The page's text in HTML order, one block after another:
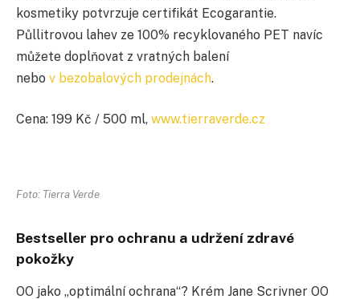
kosmetiky potvrzuje certifikát Ecogarantie.
Půllitrovou lahev ze 100% recyklovaného PET navíc
můžete doplňovat z vratných balení
nebo v bezobalových prodejnách.
Cena: 199 Kč / 500 ml, www.tierraverde.cz
Foto: Tierra Verde
Bestseller pro ochranu a udržení zdravé
pokožky
OO jako „optimální ochrana“? Krém Jane Scrivner OO